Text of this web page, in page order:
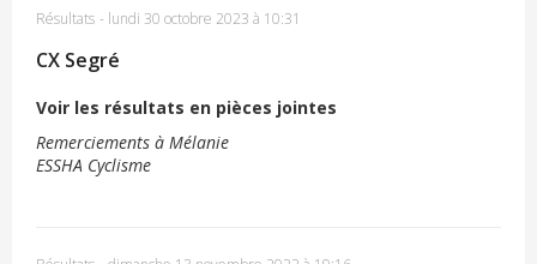
Résultats - lundi 30 octobre 2023 à 10:31
CX Segré
Voir les résultats en pièces jointes
Remerciements à Mélanie
ESSHA Cyclisme